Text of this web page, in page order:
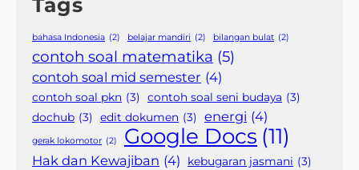
Tags
bahasa Indonesia (2) belajar mandiri (2) bilangan bulat (2)
contoh soal matematika (5)
contoh soal mid semester (4)
contoh soal pkn (3) contoh soal seni budaya (3)
dochub (3) edit dokumen (3) energi (4)
gerak lokomotor (2) Google Docs (11)
Hak dan Kewajiban (4) kebugaran jasmani (3)